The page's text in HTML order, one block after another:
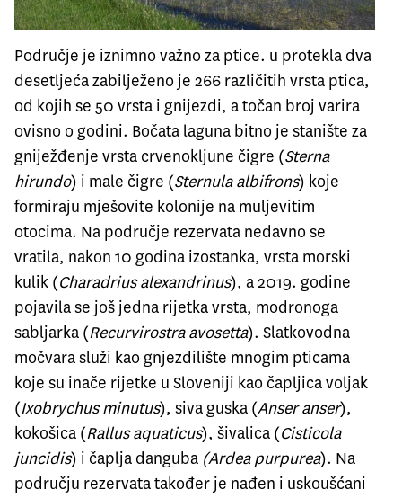
Područje je iznimno važno za ptice. u protekla dva
desetljeća zabilježeno je 266 različitih vrsta ptica,
od kojih se 50 vrsta i gnijezdi, a točan broj varira
ovisno o godini. Bočata laguna bitno je stanište za
gniježđenje vrsta crvenokljune čigre (Sterna
hirundo) i male čigre (Sternula albifrons) koje
formiraju mješovite kolonije na muljevitim
otocima. Na područje rezervata nedavno se
vratila, nakon 10 godina izostanka, vrsta morski
kulik (Charadrius alexandrinus), a 2019. godine
pojavila se još jedna rijetka vrsta, modronoga
sabljarka (Recurvirostra avosetta). Slatkovodna
močvara služi kao gnjezdilište mnogim pticama
koje su inače rijetke u Sloveniji kao čapljica voljak
(Ixobrychus minutus), siva guska (Anser anser),
kokošica (Rallus aquaticus), šivalica (Cisticola
juncidis) i čaplja danguba (Ardea purpurea). Na
području rezervata također je nađen i uskoušćani